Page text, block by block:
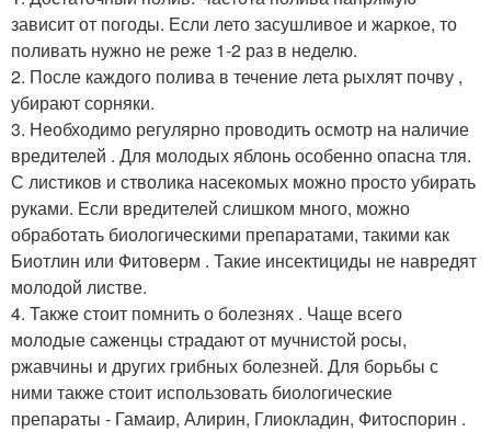
зависит от погоды. Если лето засушливое и жаркое, то
поливать нужно не реже 1-2 раз в неделю.
2. После каждого полива в течение лета рыхлят почву ,
убирают сорняки.
3. Необходимо регулярно проводить осмотр на наличие
вредителей . Для молодых яблонь особенно опасна тля.
С листиков и стволика насекомых можно просто убирать
руками. Если вредителей слишком много, можно
обработать биологическими препаратами, такими как
Биотлин или Фитоверм . Такие инсектициды не навредят
молодой листве.
4. Также стоит помнить о болезнях . Чаще всего
молодые саженцы страдают от мучнистой росы,
ржавчины и других грибных болезней. Для борьбы с
ними также стоит использовать биологические
препараты - Гамаир, Алирин, Глиокладин, Фитоспорин .